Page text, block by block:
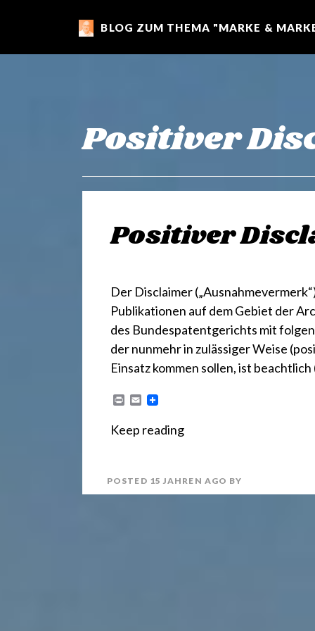
m
r
k
t
BLOG ZUM THEMA "MARKE &
Positiver
Positiver
Der Disclaimer
Publikationen auf dem Gebiet der
des Bundespatentgerichts mit
der nunmehr in zulässiger Weise
Einsatz kommen sollen, ist
n
E
i
Keep reading
POSTED 15 JAHREN AGO BY